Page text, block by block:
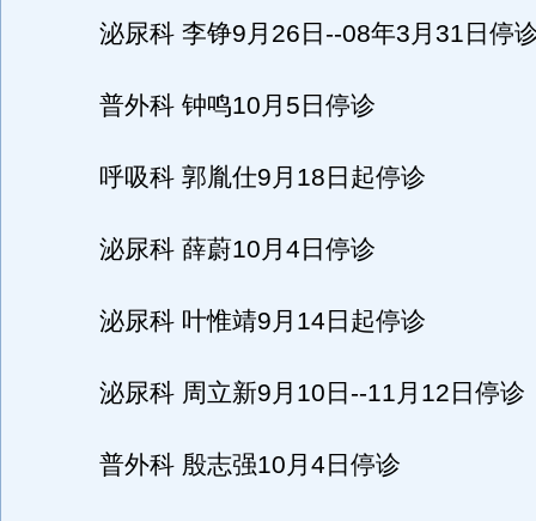
泌尿科 李铮9月26日--08年3月31日停
普外科 钟鸣10月5日停诊
呼吸科 郭胤仕9月18日起停诊
泌尿科 薛蔚10月4日停诊
泌尿科 叶惟靖9月14日起停诊
泌尿科 周立新9月10日--11月12日停诊
普外科 殷志强10月4日停诊